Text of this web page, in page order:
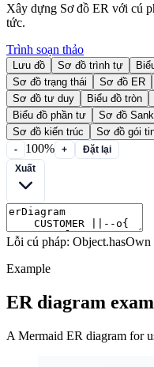
Xây dựng Sơ đồ ER với cú
tức.
Trình soạn thảo
Lưu đồ Sơ đồ trình tự
Sơ đồ trạng thái
Sơ đồ ER
Sơ đồ tư duy
Biểu đồ tròn
Biểu đồ phần tư
Sơ đồ
Sơ đồ kiến trúc
Sơ đồ gói
- 100% +
Đặt lại
Lỗi cú pháp: Object.hasOwn
Example
ER diagram
A Mermaid ER diagram for